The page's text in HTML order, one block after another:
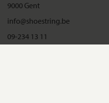
9000 Gent
info@shoestring.be
09-234 13 11